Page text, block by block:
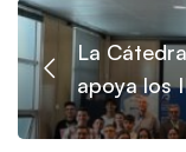
La
apoya los